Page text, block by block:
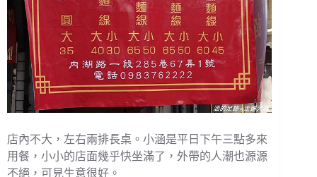
店內不大，左右兩排長桌。小涵是平日下午三點多來
用餐，小小的店面幾乎快坐滿了，外帶的人潮也源源
不絕，可見生意很好。